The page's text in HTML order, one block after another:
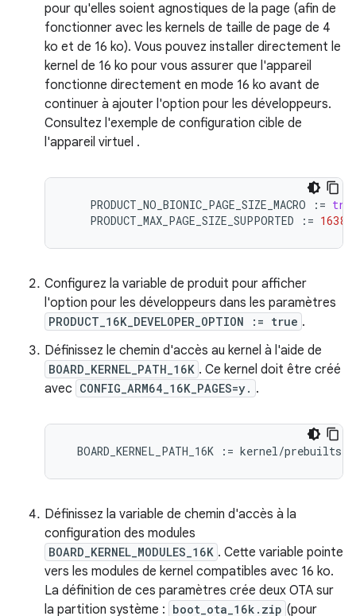
pour qu'elles soient agnostiques de la page (afin de
fonctionner avec les kernels de taille de page de 4
ko et de 16 ko). Vous pouvez installer directement le
kernel de 16 ko pour vous assurer que l'appareil
fonctionne directement en mode 16 ko avant de
continuer à ajouter l'option pour les développeurs.
Consultez l'exemple de configuration cible de
l'appareil virtuel .
PRODUCT_NO_BIONIC_PAGE_SIZE_MACRO : =
PRODUCT_MAX_PAGE_SIZE_SUPPORTED
: = 16384
Configurez la variable de produit pour afficher
l'option pour les développeurs dans les paramètres
PRODUCT_16K_DEVELOPER_OPTION := true .
Définissez le chemin d'accès au kernel à l'aide de
BOARD_KERNEL_PATH_16K . Ce kernel doit être créé
avec CONFIG_ARM64_16K_PAGES=y. .
BOARD_KERNEL_PATH_16K : = kernel/prebuilts/
Définissez la variable de chemin d'accès à la
configuration des modules
BOARD_KERNEL_MODULES_16K . Cette variable pointe
vers les modules de kernel compatibles avec 16 ko.
La définition de ces paramètres crée deux OTA sur
la partition système : boot_ota_16k.zip (pour